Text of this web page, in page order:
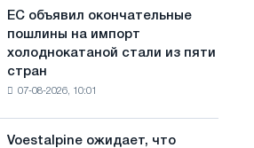
с
а
ЕС объявил окончательные
пошлины на импорт
холоднокатаной стали из пяти
стран
07-08-2026, 10:01
Voestalpine ожидает, что